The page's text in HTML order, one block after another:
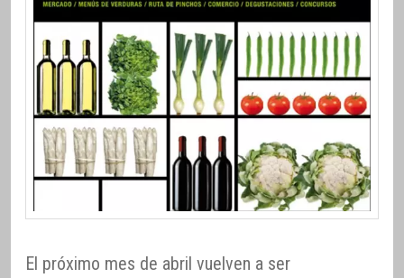
El próximo mes de abril vuelven a ser